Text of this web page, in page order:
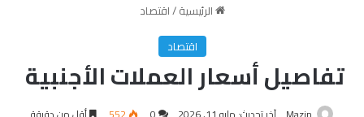
الرئيسية/اقتصاد
اقتصاد
تفاصيل أسعار العملات الأجنبية